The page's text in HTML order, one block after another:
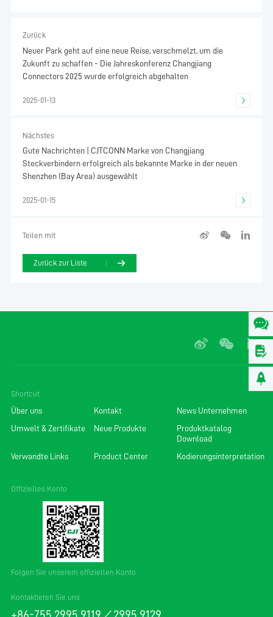
Zurück
Neuer Park geht auf eine neue Reise, verschmelzt, um die
Zukunft zu schaffen - Die Jahreskonferenz Changjiang
Connectors 2025 wurde erfolgreich abgehalten
2025-01-13
Nächstes
Gute Nachrichten | CJTCONN Marke von Changjiang
Steckverbindern erfolgreich als bekannte Marke in der neuen
Shenzhen (Bay Area) ausgewählt
2025-01-15
Teilen mit
Zurück zur Liste
Kontaktieren Sie uns
+86-755 2995 9119／2995 9129
Shortcut
Über uns Kontakt News Unternehmen
Umwelt & Zertifikate Neue Produkte
Produktkatalog
Download
Verwandte Links Product Center Kodierungsinterpretation
Offizielles Konto
Folgen Sie unserem offiziellen Konto